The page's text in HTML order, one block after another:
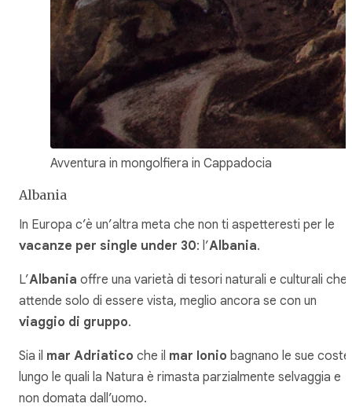
Avventura in mongolfiera in Cappadocia
Albania
In Europa c’è un’altra meta che non ti aspetteresti per le
vacanze per single under 30: l’Albania.
L’Albania offre una varietà di tesori naturali e culturali che
attende solo di essere vista, meglio ancora se con un
viaggio di gruppo.
Sia il mar Adriatico che il mar Ionio bagnano le sue
lungo le quali la Natura è rimasta parzialmente selvaggia e
non domata dall’uomo.